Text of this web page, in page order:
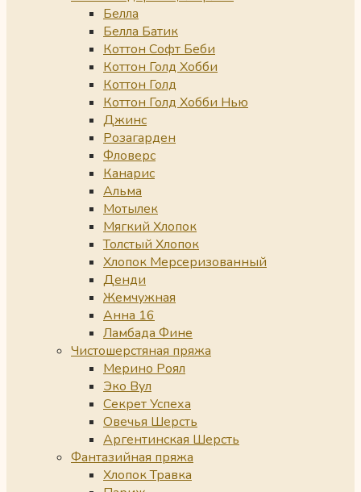
Белла
Белла Батик
Коттон Софт Беби
Коттон Голд Хобби
Коттон Голд
Коттон Голд Хобби Нью
Джинс
Розагарден
Фловерс
Канарис
Альма
Мотылек
Мягкий Хлопок
Толстый Хлопок
Хлопок Мерсеризованный
Денди
Жемчужная
Анна 16
Ламбада Фине
Чистошерстяная пряжа
Мерино Роял
Эко Вул
Секрет Успеха
Овечья Шерсть
Аргентинская Шерсть
Фантазийная пряжа
Хлопок Травка